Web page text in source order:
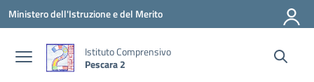
Vai ai contenuti
Vai al menu di navigazione
Vai al footer
Ministero dell'Istruzione e del Merito
Istituto Comprensivo
Pescara 2